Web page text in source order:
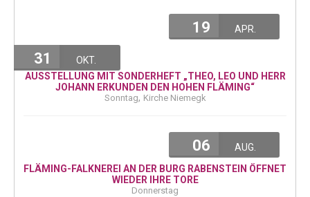
19 APR.
31
OKT.
AUSSTELLUNG MIT SONDERHEFT „THEO, LEO UND HERR
JOHANN ERKUNDEN DEN HOHEN FLÄMING“
Sonntag, Kirche Niemegk
06
AUG.
FLÄMING-FALKNEREI AN DER BURG RABENSTEIN ÖFFNET
WIEDER IHRE TORE
Donnerstag